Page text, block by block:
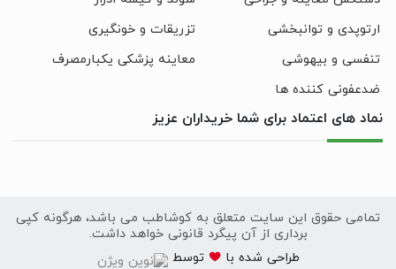
ارتوپدی و توانبخشی
تزریقات و خونگیری
تنفسی و بیهوشی
معاینه پزشکی یکبارمصرف
ضدعفونی کننده ها
نماد های اعتماد برای شما خریداران عزیز
تمامی حقوق این سایت متعلق به کوشاطب می باشد، هرگونه کپی
برداری از آن پیگرد قانونی خواهد داشت.
طراحی سایت
شده با توسط